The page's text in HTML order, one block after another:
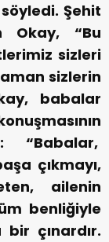
Şehit
Okay, “Bu
sizleri
sizlerin
babalar
“Babalar,
çıkmayı,
ailenin
benliğiyle
çınardır.